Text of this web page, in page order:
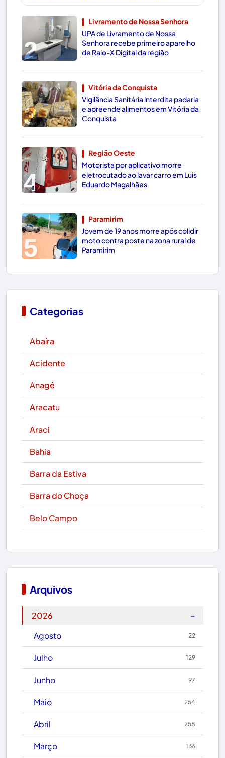
2
Livramento de Nossa Senhora
UPA de Livramento de Nossa
Senhora recebe primeiro aparelho
de Raio-X Digital da região
3
Vitória da Conquista
Vigilância Sanitária interdita padaria
e apreende alimentos em Vitória da
Conquista
4
Região Oeste
Motorista por aplicativo morre
eletrocutado ao lavar carro em Luís
Eduardo Magalhães
5
Paramirim
Jovem de 19 anos morre após colidir
moto contra poste na zona rural de
Paramirim
Categorias
Abaíra
Acidente
Anagé
Aracatu
Araci
Bahia
Barra da Estiva
Barra do Choça
Belo Campo
Boquira
Brumado
Caculé
Caetanos
Caetité
Candiba
Arquivos
2026
−
Agosto
22
Julho 129
Junho 97
Maio 254
Abril 258
Março 136